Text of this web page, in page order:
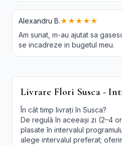
Alexandru B.★★★★★
Am sunat, m-au ajutat sa
se incadreze in bugetul meu.
Livrare Flori Susca -
În cât timp livrați în Susca?
De regulă în aceeași zi (2–4
plasate în intervalul
alege intervalul preferat;